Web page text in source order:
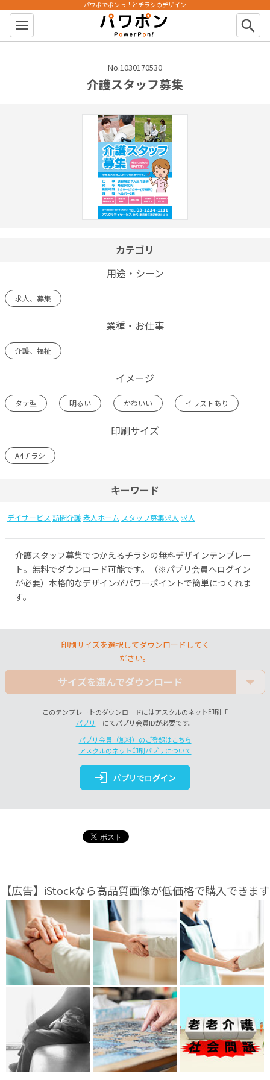
パワポン
パワポでポンっ！とチラシのデザイン
search
No.1030170530
介護スタッフ募集
カテゴリ
用途・シーン
求人、募集
業種・お仕事
介護、福祉
イメージ
タテ型 明るい かわいい イラストあり
印刷サイズ
A4チラシ
キーワード
デイサービス 訪問介護老人ホーム スタッフ募集求人 求人
介護スタッフ募集でつかえるチラシの無料デザインテンプレー
ト。無料でダウンロード可能です。（※パプリ会員へログイン
が必要）本格的なデザインがパワーポイントで簡単につくれま
す。
印刷サイズを選択してダウンロードしてく
ださい。
サイズを選んでダウンロード
このテンプレートのダウンロードにはアスクルのネット印刷「
パプリ 」にてパプリ会員IDが必要です。
パプリ会員（無料）のご登録はこちら
アスクルのネット印刷パプリについて
login パプリでログイン
【広告】iStockなら高品質画像が低価格で購入できます